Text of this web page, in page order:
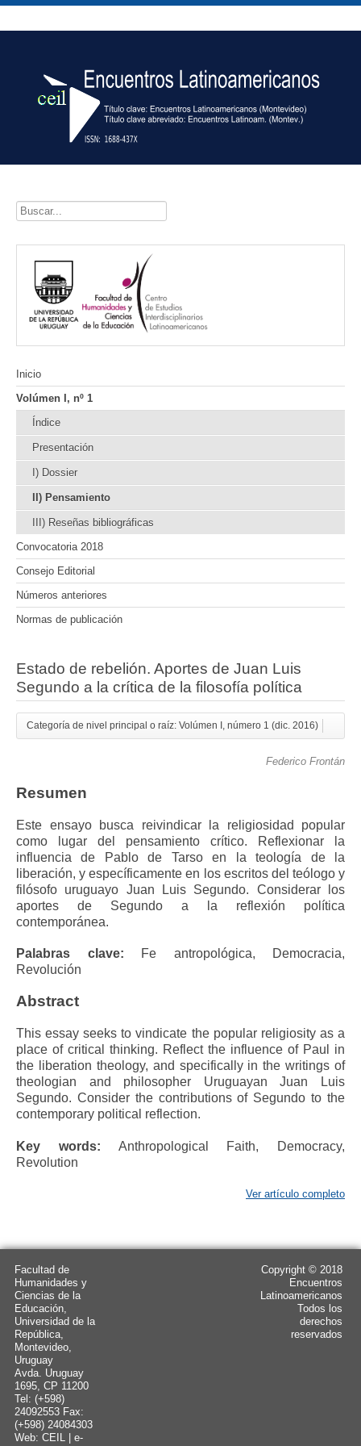
Buscar...
Inicio
Volúmen I, nº 1
Índice
Presentación
I) Dossier
II) Pensamiento
III) Reseñas bibliográficas
Convocatoria 2018
Consejo Editorial
Números anteriores
Normas de publicación
Estado de rebelión. Aportes de Juan Luis
Segundo a la crítica de la filosofía política
Categoría de nivel principal o raíz: Volúmen I, número 1 (dic. 2016)
Federico Frontán
Resumen
Este ensayo busca reivindicar la religiosidad popular
como lugar del pensamiento crítico. Reflexionar la
influencia de Pablo de Tarso en la teología de la
liberación, y específicamente en los escritos del teólogo y
filósofo uruguayo Juan Luis Segundo. Considerar los
aportes de Segundo a la reflexión política
contemporánea.
Palabras clave: Fe antropológica, Democracia,
Revolución
Abstract
This essay seeks to vindicate the popular religiosity as a
place of critical thinking. Reflect the influence of Paul in
the liberation theology, and specifically in the writings of
theologian and philosopher Uruguayan Juan Luis
Segundo. Consider the contributions of Segundo to the
contemporary political reflection.
Key words: Anthropological Faith, Democracy,
Revolution
Ver artículo completo
Facultad de
Humanidades y
Ciencias de la
Educación,
Universidad de la
República,
Montevideo,
Uruguay
Avda. Uruguay
1695, CP 11200
Tel: (+598)
24092553 Fax:
(+598) 24084303
Web: CEIL | e-
Copyright © 2018
Encuentros
Latinoamericanos
Todos los
derechos
reservados